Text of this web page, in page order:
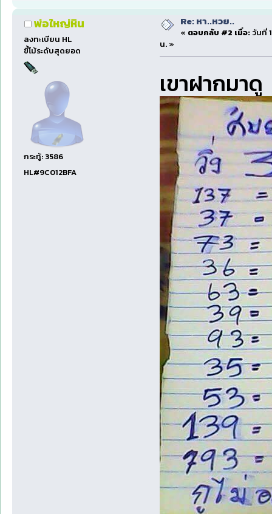
พ่อใหญ่หิน
ลงทะเบียน HL
ขี้โม้ระดับสุดยอด
กระทู้: 3586
HL#9C012BFA
Re: หา..หวย..
« ตอบกลับ #2 เมื่อ:วันที่
น. »
เขาฝากมา